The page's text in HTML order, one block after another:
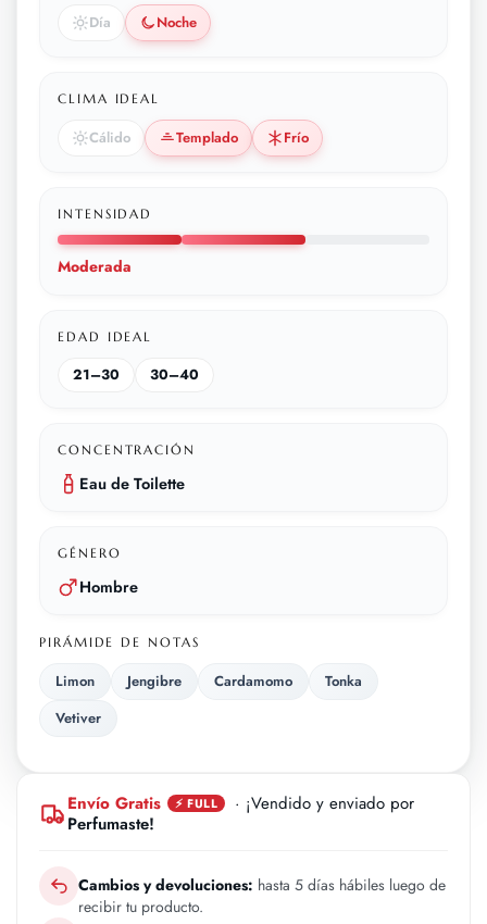
Día Noche
CLIMA IDEAL
Cálido Templado Frío
INTENSIDAD
Moderada
EDAD IDEAL
21–30 30–40
CONCENTRACIÓN
Eau de Toilette
GÉNERO
Hombre
PIRÁMIDE DE NOTAS
Limon Jengibre Cardamomo
Tonka
Vetiver
Envío Gratis ⚡ FULL
· ¡Vendido y enviado por
Perfumaste!
Cambios y devoluciones: hasta 5 días hábiles luego de
recibir tu producto.